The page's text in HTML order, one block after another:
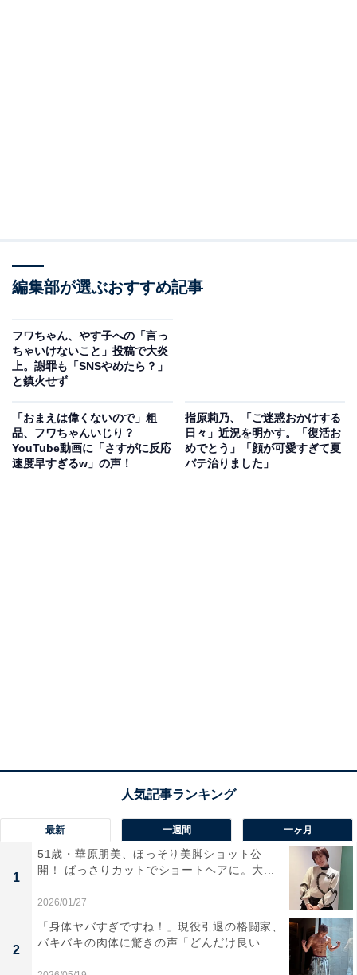
編集部が選ぶおすすめ記事
フワちゃん、やす子への「言っ
ちゃいけないこと」投稿で大炎
上。謝罪も「SNSやめたら？」
と鎮火せず
「おまえは偉くないので」粗
品、フワちゃんいじり？
YouTube動画に「さすがに反応
速度早すぎるw」の声！
指原莉乃、「ご迷惑おかけする
日々」近況を明かす。「復活お
めでとう」「顔が可愛すぎて夏
バテ治りました」
最新 一週間 一ヶ月
1
51歳・華原朋美、ほっそり美脚ショット公
開！ ばっさりカットでショートヘアに。大...
2026/01/27
2
「身体ヤバすぎですね！」現役引退の格闘家、
バキバキの肉体に驚きの声「どんだけ良い...